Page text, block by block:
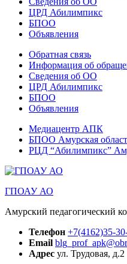
ЦРД Абилимпикс
БПОО
Объявления
Обратная связь
Информация об
Сведения об ОО
ЦРД Абилимпикс
БПОО
Объявления
Медиацентр АПК
БПОО Амурская
РЦД “Абилимпикс”
ГПОАУ АО
Амурский педагогический
Телефон +7(4162)35-
Email
Адрес ул. Трудовая, д.2